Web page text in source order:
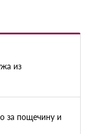
из
за пощечину и